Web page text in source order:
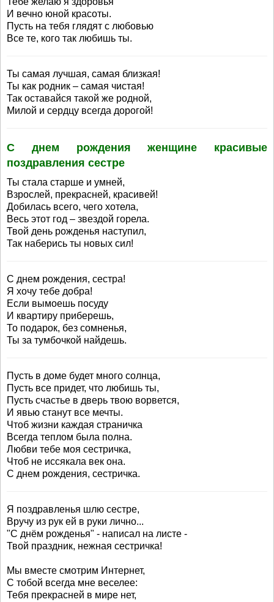
И вечно юной красоты.
Пусть на тебя глядят с любовью
Все те, кого так любишь ты.
Ты самая лучшая, самая близкая!
Ты как родник – самая чистая!
Так оставайся такой же родной,
Милой и сердцу всегда дорогой!
С днем рождения женщине красивые
поздравления сестре
Ты стала старше и умней,
Взрослей, прекрасней, красивей!
Добилась всего, чего хотела,
Весь этот год – звездой горела.
Твой день рожденья наступил,
Так наберись ты новых сил!
С днем рождения, сестра!
Я хочу тебе добра!
Если вымоешь посуду
И квартиру приберешь,
То подарок, без сомненья,
Ты за тумбочкой найдешь.
Пусть в доме будет много солнца,
Пусть все придет, что любишь ты,
Пусть счастье в дверь твою ворвется,
И явью станут все мечты.
Чтоб жизни каждая страничка
Всегда теплом была полна.
Любви тебе моя сестричка,
Чтоб не иссякала век она.
С днем рождения, сестричка.
Я поздравленья шлю сестре,
Вручу из рук ей в руки лично...
"С днём рожденья" - написал на листе -
Твой праздник, нежная сестричка!
Мы вместе смотрим Интернет,
С тобой всегда мне веселее:
Тебя прекрасней в мире нет,